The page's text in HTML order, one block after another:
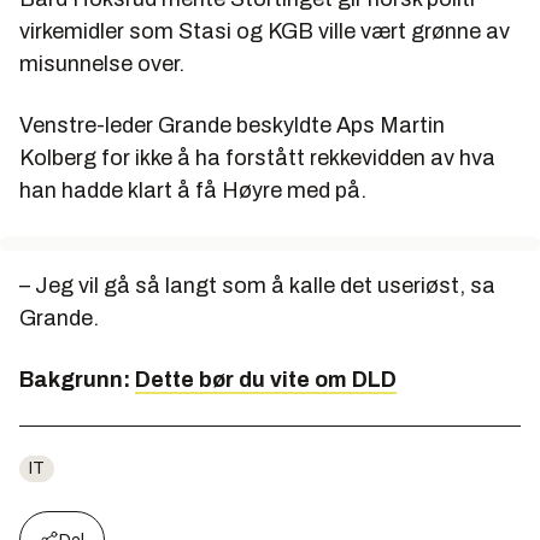
virkemidler som Stasi og KGB ville vært grønne av
misunnelse over.
Venstre-leder Grande beskyldte Aps Martin
Kolberg for ikke å ha forstått rekkevidden av hva
han hadde klart å få Høyre med på.
– Jeg vil gå så langt som å kalle det useriøst, sa
Grande.
Bakgrunn: Dette bør du vite om DLD
IT